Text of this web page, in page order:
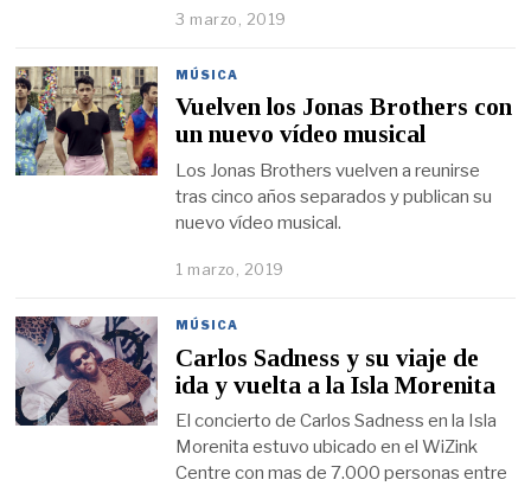
3 marzo, 2019
MÚSICA
Vuelven los Jonas Brothers con
un nuevo vídeo musical
Los Jonas Brothers vuelven a reunirse
tras cinco años separados y publican su
nuevo vídeo musical.
1 marzo, 2019
MÚSICA
Carlos Sadness y su viaje de
ida y vuelta a la Isla Morenita
El concierto de Carlos Sadness en la Isla
Morenita estuvo ubicado en el WiZink
Centre con mas de 7.000 personas entre